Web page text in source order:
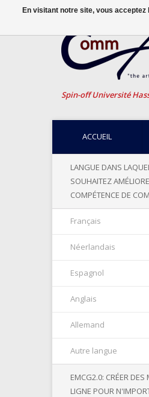
Spin-off Université
ACCUEIL
LANGUE DANS
SOUHAITEZ
COMPÉTENCE DE
Français
Néerlandais
Espagnol
Anglais
Allemand
Autre langue
EMCG2.0: CRÉER DES
LIGNE POUR
En visitant notre site, vous